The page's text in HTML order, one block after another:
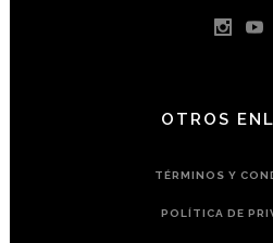
OTROS
TÉRMINOS Y
POLÍTICA DE